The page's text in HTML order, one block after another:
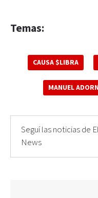
Temas:
CAUSA $LIBRA
MANUEL
Seguí las noticias de
News